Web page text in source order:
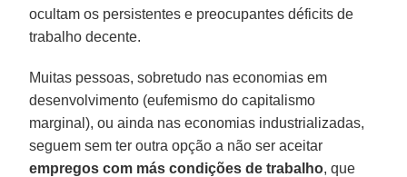
ocultam os persistentes e preocupantes déficits de
trabalho decente.
Muitas pessoas, sobretudo nas economias em
desenvolvimento (eufemismo do capitalismo
marginal), ou ainda nas economias industrializadas,
seguem sem ter outra opção a não ser aceitar
empregos com más condições de trabalho, que